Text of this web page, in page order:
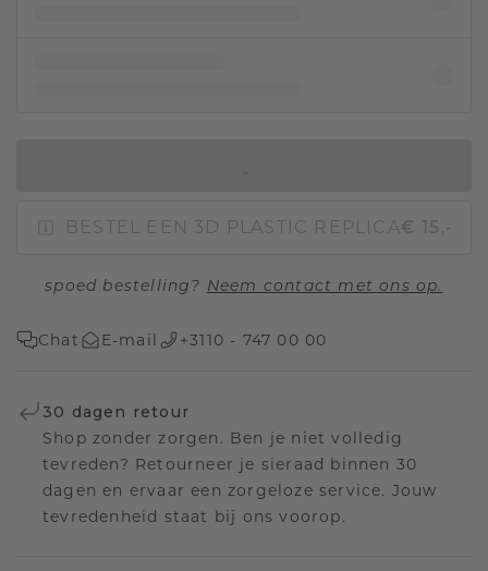
BESTEL EEN 3D PLASTIC REPLICA€ 15,-
spoed bestelling? Neem contact met ons op.
Chat E-mail +3110 - 747 00 00
30 dagen retour
Shop zonder zorgen. Ben je niet volledig
tevreden? Retourneer je sieraad binnen 30
dagen en ervaar een zorgeloze service. Jouw
tevredenheid staat bij ons voorop.